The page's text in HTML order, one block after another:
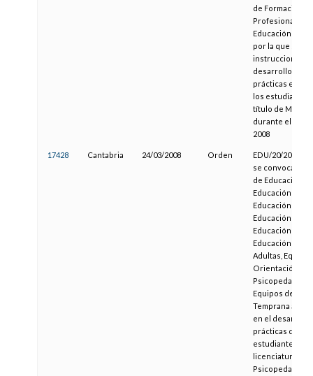
de Formación
Profesional y
Educación
por la que se
instrucciones
desarrollo de
prácticas
los estudiantes
título de
durante el
2008
17428 Cantabria 24/03/2008 Orden
EDU/20/2008,
se convoca a
de Educación
Educación
Educación
Educación
Educación
Educación de
Adultas,
Orientación
Equipos de
Temprana a
en el desarrollo
prácticas de los
estudiantes de
licenciatura en
Psicopedagogía